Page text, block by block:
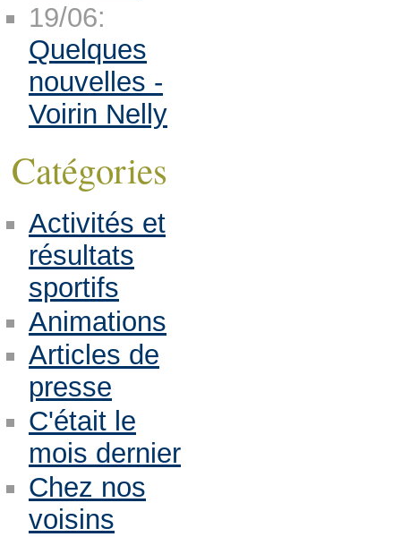
19/06:
Quelques
nouvelles -
Voirin Nelly
Catégories
Activités et
résultats
sportifs
Animations
Articles de
presse
C'était le
mois dernier
Chez nos
voisins